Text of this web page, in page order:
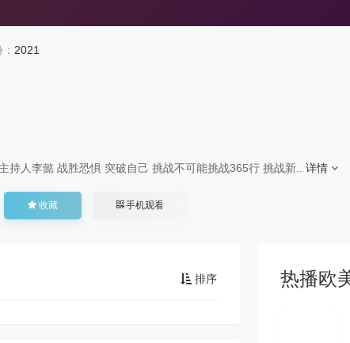
2021
持人李懿 战胜恐惧 突破自己 挑战不可能挑战365行 挑战新.. 详情
收藏 手机观看
排序 热播欧